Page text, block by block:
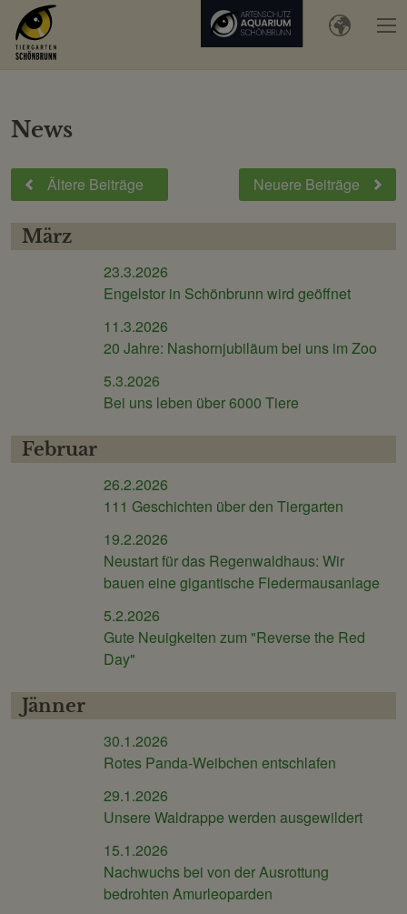
News
Ältere Beiträge Neuere Beiträge
März
23.3.2026
Engelstor in Schönbrunn wird geöffnet
11.3.2026
20 Jahre: Nashornjubiläum bei uns im Zoo
5.3.2026
Bei uns leben über 6000 Tiere
Februar
26.2.2026
111 Geschichten über den Tiergarten
19.2.2026
Neustart für das Regenwaldhaus: Wir
bauen eine gigantische Fledermausanlage
5.2.2026
Gute Neuigkeiten zum "Reverse the Red
Day"
Jänner
30.1.2026
Rotes Panda-Weibchen entschlafen
29.1.2026
Unsere Waldrappe werden ausgewildert
15.1.2026
Nachwuchs bei von der Ausrottung
bedrohten Amurleoparden